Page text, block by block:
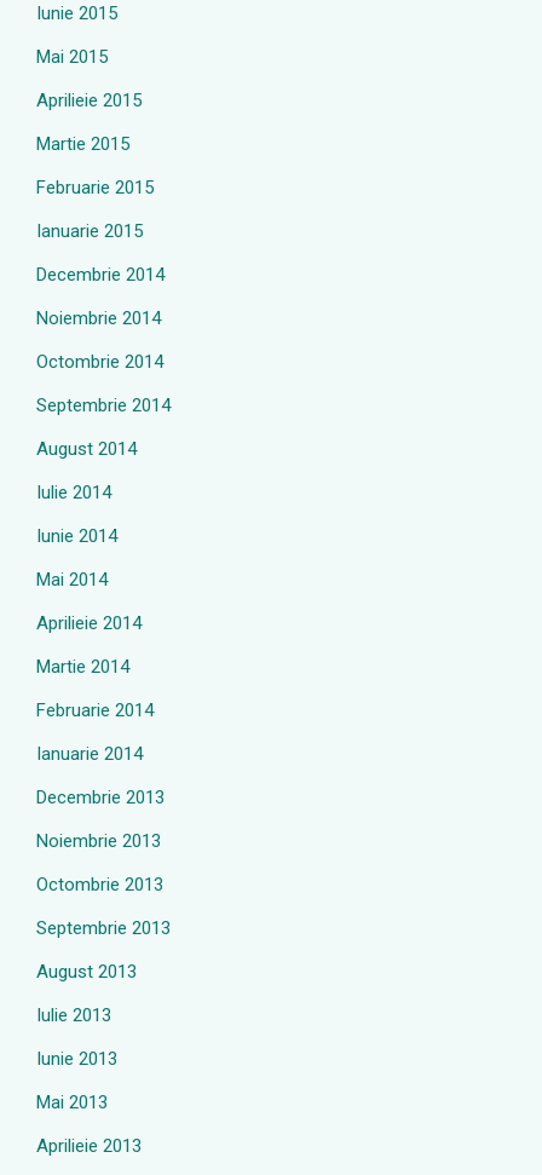
Iunie 2015
Mai 2015
Aprilieie 2015
Martie 2015
Februarie 2015
Ianuarie 2015
Decembrie 2014
Noiembrie 2014
Octombrie 2014
Septembrie 2014
August 2014
Iulie 2014
Iunie 2014
Mai 2014
Aprilieie 2014
Martie 2014
Februarie 2014
Ianuarie 2014
Decembrie 2013
Noiembrie 2013
Octombrie 2013
Septembrie 2013
August 2013
Iulie 2013
Iunie 2013
Mai 2013
Aprilieie 2013